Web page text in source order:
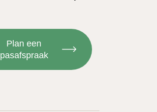
Plan een
pasafspraak